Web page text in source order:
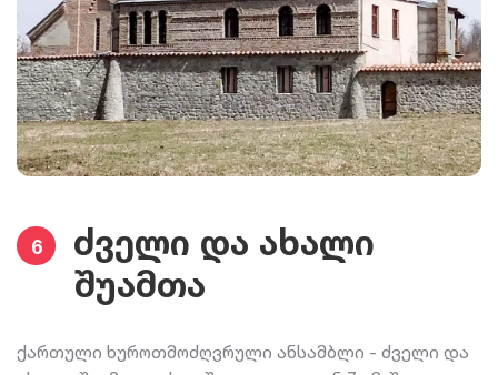
6
ძველი და ახალი
შუამთა
ქართული ხუროთმოძღვრული ანსამბლი - ძველი და